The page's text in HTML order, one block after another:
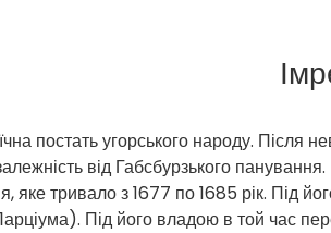
постать угорського народу. Після
від Габсбурзького
тривало з 1677 по 1685 рік. Під
Під його владою в той час